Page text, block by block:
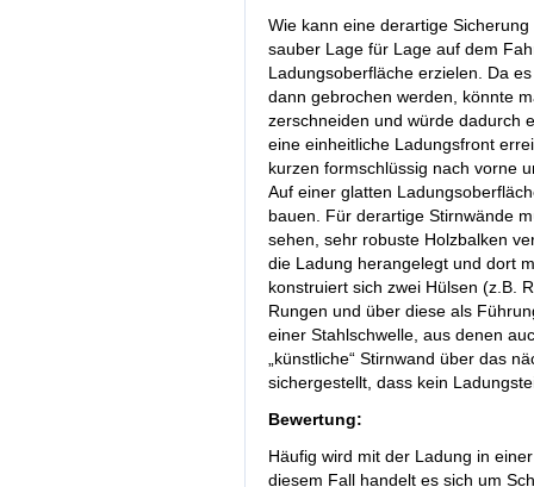
Wie kann eine derartige
sauber Lage für Lage auf dem
Ladungsoberfläche erzielen. Da
dann gebrochen werden, könnte
zerschneiden und würde dadurch
eine einheitliche Ladungsfront
kurzen formschlüssig nach vorne
Auf einer glatten
bauen. Für derartige Stirnwände
sehen, sehr robuste Holzbalken
die Ladung herangelegt und dort
konstruiert sich zwei Hülsen (z.B.
Rungen und über diese als
einer Stahlschwelle, aus denen
„künstliche“ Stirnwand über das
sichergestellt, dass kein
Bewertung:
Häufig wird mit der Ladung in
diesem Fall handelt es sich um